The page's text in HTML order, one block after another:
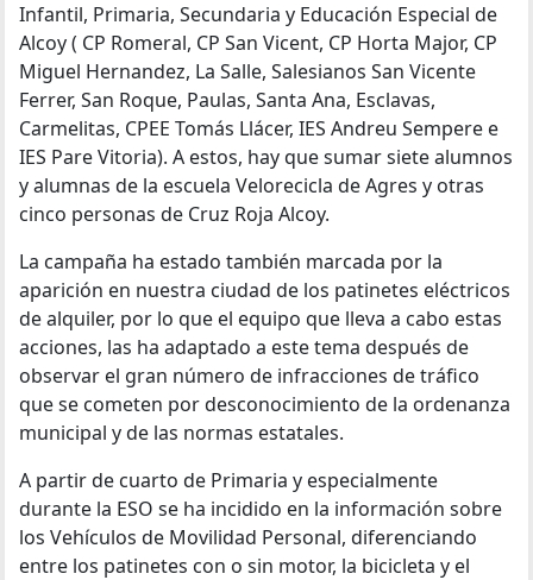
Infantil, Primaria, Secundaria y Educación Especial de
Alcoy ( CP Romeral, CP San Vicent, CP Horta Major, CP
Miguel Hernandez, La Salle, Salesianos San Vicente
Ferrer, San Roque, Paulas, Santa Ana, Esclavas,
Carmelitas, CPEE Tomás Llácer, IES Andreu Sempere e
IES Pare Vitoria). A estos, hay que sumar siete alumnos
y alumnas de la escuela Velorecicla de Agres y otras
cinco personas de Cruz Roja Alcoy.
La campaña ha estado también marcada por la
aparición en nuestra ciudad de los patinetes eléctricos
de alquiler, por lo que el equipo que lleva a cabo estas
acciones, las ha adaptado a este tema después de
observar el gran número de infracciones de tráfico
que se cometen por desconocimiento de la ordenanza
municipal y de las normas estatales.
A partir de cuarto de Primaria y especialmente
durante la ESO se ha incidido en la información sobre
los Vehículos de Movilidad Personal, diferenciando
entre los patinetes con o sin motor, la bicicleta y el